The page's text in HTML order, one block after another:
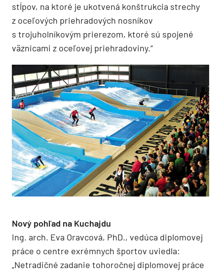
stĺpov, na ktoré je ukotvená konštrukcia strechy
z oceľových priehradových nosníkov
s trojuholníkovým prierezom, ktoré sú spojené
väznicami z oceľovej priehradoviny.“
Nový pohľad na Kuchajdu
Ing. arch. Eva Oravcová, PhD., vedúca diplomovej
práce o centre exrémnych športov uviedla:
„Netradičné zadanie tohoročnej diplomovej práce